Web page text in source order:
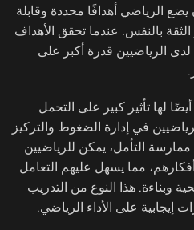
يضع الرياضي أهدافًا محددة وقابلة
بالنفس. عندما تحقق الأهداف
لدى الرياضيين قدرة أكبر على
لها تأثير كبير على التحمل
في إدارة الضغوط والتركيز
التأمل، يمكن للرياضيين
مما يسهل عليهم التعامل
وبناءة. هذا النوع من التدريب
إيجابية على الأداء الرياضي.